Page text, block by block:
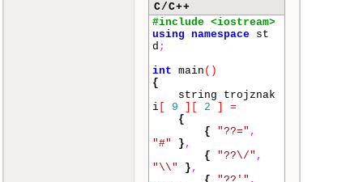
C/C++
#include <iostream>
using namespace st
d ;
int main ()
{
string trojznak
i
9 2
=
{
{
"??=" ,
"#"
} ,
{
"??\/" ,
"\\"
} ,